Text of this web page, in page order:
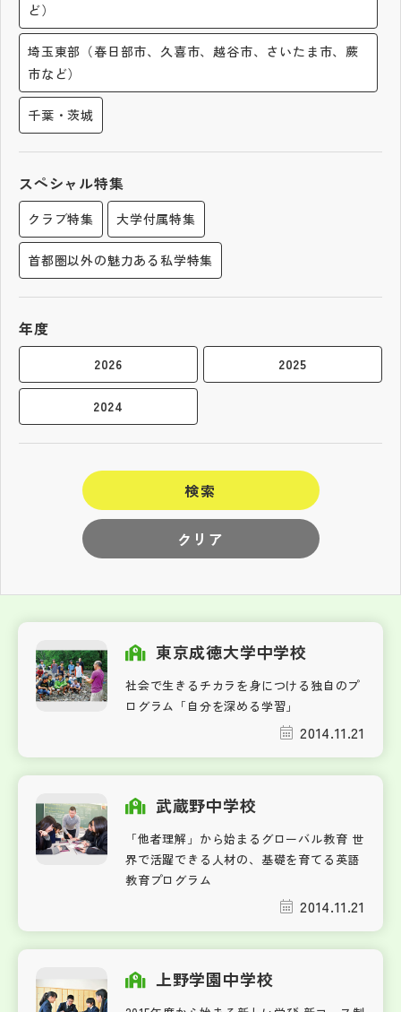
運営会社
ど）
埼玉東部（春日部市、久喜市、越谷市、さいたま市、蕨
市など）
千葉・茨城
スペシャル特集
クラブ特集 大学付属特集
首都圏以外の魅力ある私学特集
年度
2026 2025
2024
クリア
検索
東京成徳大学中学校
社会で生きるチカラを身につける独自のプ
ログラム「自分を深める学習」
2014.11.21
武蔵野中学校
「他者理解」から始まるグローバル教育 世
界で活躍できる人材の、基礎を育てる英語
教育プログラム
2014.11.21
上野学園中学校